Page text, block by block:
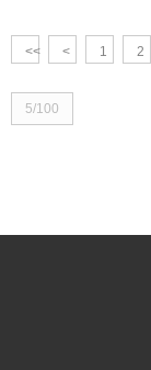
<< < 1 2
5/100